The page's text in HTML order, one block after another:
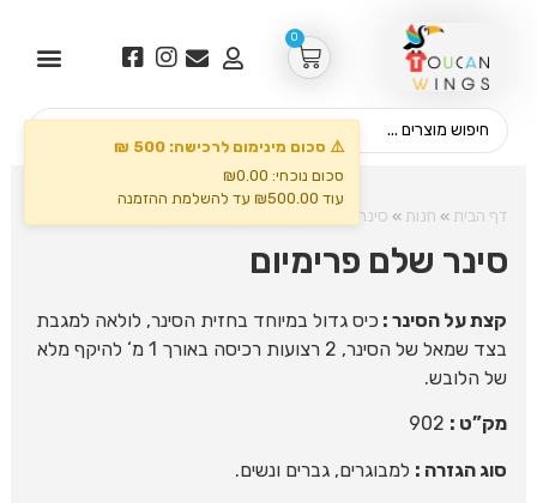
0
דף הבית » חנות » סינרים ולמסעדות
סינר שלם פרימיום
קצת על הסינר : כיס גדול במיוחד בחזית הסינר, לולאה למגבת
בצד שמאל של הסינר, 2 רצועות רכיסה באורך 1 מ‘ להיקף מלא
של הלובש.
מק”ט :
סוג הגזרה : למבוגרים, גברים ונשים.
⚠️ סכום מינימום לרכישה: 500 ₪
סכום נוכחי: ₪0.00
עוד ₪500.00 עד להשלמת ההזמנה